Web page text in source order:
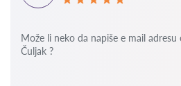
Može li neko da napiše e mail
Čuljak ?